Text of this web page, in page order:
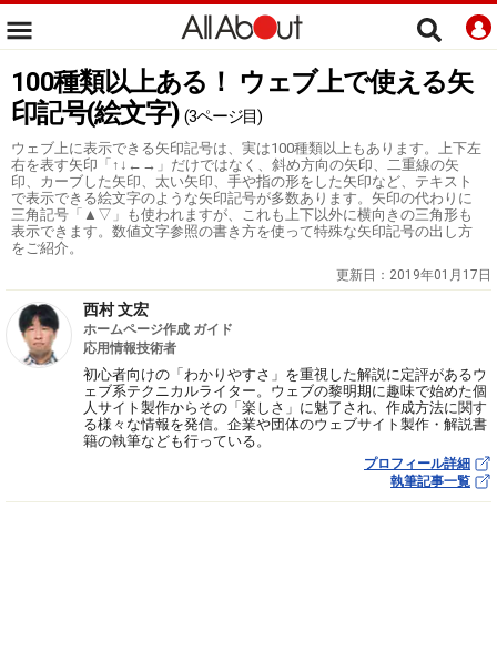
100種類以上ある！ ウェブ上で使える矢
印記号(絵文字) (3ページ目)
ウェブ上に表示できる矢印記号は、実は100種類以上もあります。上下左
右を表す矢印「↑↓←→」だけではなく、斜め方向の矢印、二重線の矢
印、カーブした矢印、太い矢印、手や指の形をした矢印など、テキスト
で表示できる絵文字のような矢印記号が多数あります。矢印の代わりに
三角記号「▲▽」も使われますが、これも上下以外に横向きの三角形も
表示できます。数値文字参照の書き方を使って特殊な矢印記号の出し方
をご紹介。
更新日： 2019年01月17日
西村 文宏
ホームページ作成 ガイド
応用情報技術者
初心者向けの「わかりやすさ」を重視した解説に定評があるウ
ェブ系テクニカルライター。ウェブの黎明期に趣味で始めた個
人サイト製作からその「楽しさ」に魅了され、作成方法に関す
る様々な情報を発信。企業や団体のウェブサイト製作・解説書
籍の執筆なども行っている。
プロフィール詳細
執筆記事一覧